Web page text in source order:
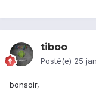
tiboo
Posté(e) 25
bonsoir,